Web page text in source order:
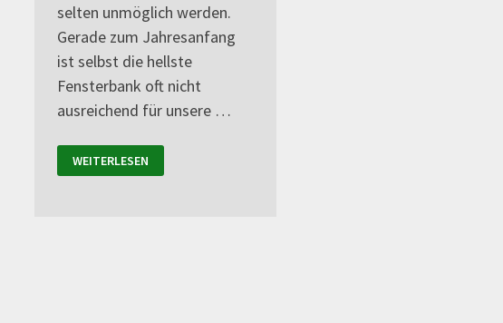
selten unmöglich werden.
Gerade zum Jahresanfang
ist selbst die hellste
Fensterbank oft nicht
ausreichend für unsere …
WEITERLESEN